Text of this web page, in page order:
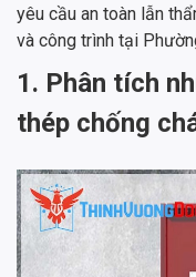
yêu cầu an toàn lẫn
và công trình tại
1. Phân tích
thép chống